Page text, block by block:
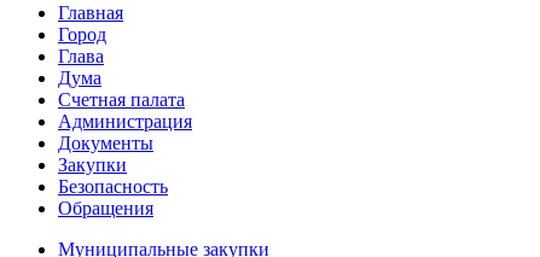
Главная
Город
Глава
Дума
Счетная палата
Администрация
Документы
Закупки
Безопасность
Обращения
Муниципальные закупки